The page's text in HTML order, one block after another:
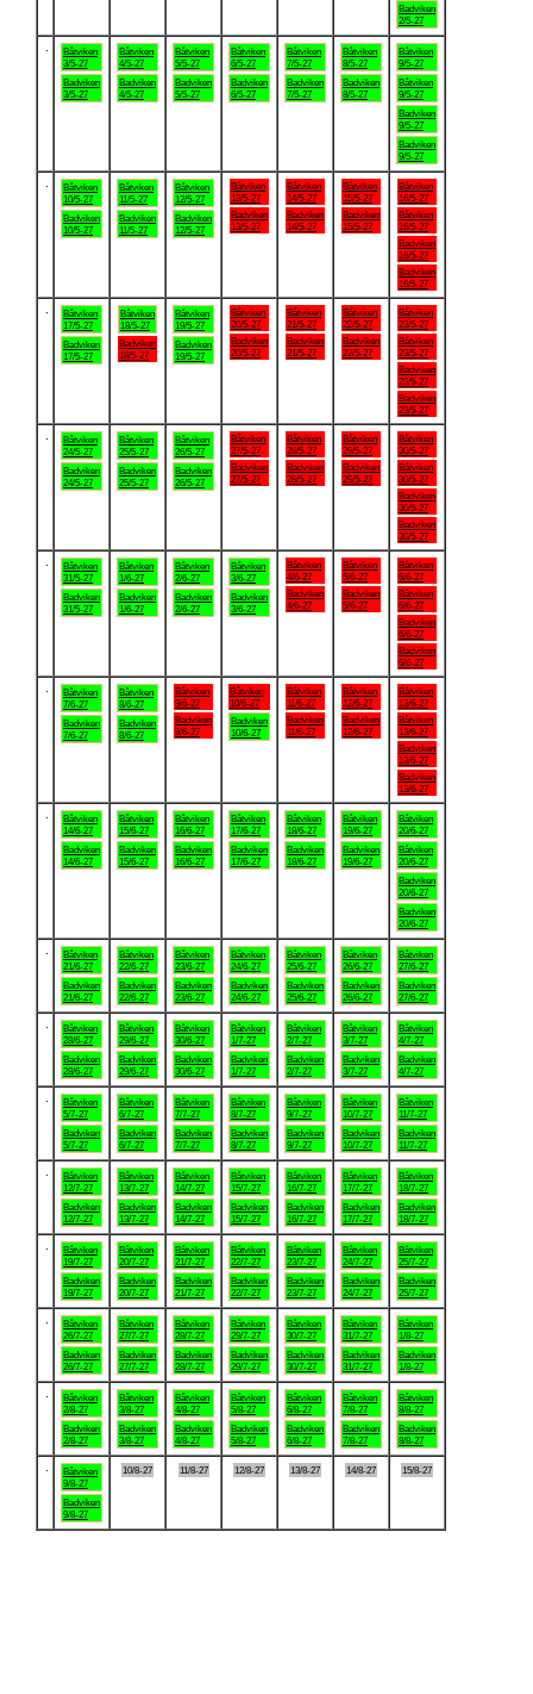
Badviken
2/5-27
Båtviken
3/5-27
Badviken
3/5-27
Båtviken
4/5-27
Badviken
4/5-27
Båtviken
5/5-27
Badviken
5/5-27
Båtviken
6/5-27
Badviken
6/5-27
Båtviken
7/5-27
Badviken
7/5-27
Båtviken
8/5-27
Badviken
8/5-27
Båtviken
9/5-27
Båtviken
9/5-27
Badviken
9/5-27
Badviken
9/5-27
Båtviken
10/5-27
Badviken
10/5-27
Båtviken
11/5-27
Badviken
11/5-27
Båtviken
12/5-27
Badviken
12/5-27
Båtviken
13/5-27
Badviken
13/5-27
Båtviken
14/5-27
Badviken
14/5-27
Båtviken
15/5-27
Badviken
15/5-27
Båtviken
16/5-27
Båtviken
16/5-27
Badviken
16/5-27
Badviken
16/5-27
Båtviken
17/5-27
Badviken
17/5-27
Båtviken
18/5-27
Badviken
18/5-27
Båtviken
19/5-27
Badviken
19/5-27
Båtviken
20/5-27
Badviken
20/5-27
Båtviken
21/5-27
Badviken
21/5-27
Båtviken
22/5-27
Badviken
22/5-27
Båtviken
23/5-27
Båtviken
23/5-27
Badviken
23/5-27
Badviken
23/5-27
Båtviken
24/5-27
Badviken
24/5-27
Båtviken
25/5-27
Badviken
25/5-27
Båtviken
26/5-27
Badviken
26/5-27
Båtviken
27/5-27
Badviken
27/5-27
Båtviken
28/5-27
Badviken
28/5-27
Båtviken
29/5-27
Badviken
29/5-27
Båtviken
30/5-27
Båtviken
30/5-27
Badviken
30/5-27
Badviken
30/5-27
Båtviken
31/5-27
Badviken
31/5-27
Båtviken
1/6-27
Badviken
1/6-27
Båtviken
2/6-27
Badviken
2/6-27
Båtviken
3/6-27
Badviken
3/6-27
Båtviken
4/6-27
Badviken
4/6-27
Båtviken
5/6-27
Badviken
5/6-27
Båtviken
6/6-27
Båtviken
6/6-27
Badviken
6/6-27
Badviken
6/6-27
Båtviken
7/6-27
Badviken
7/6-27
Båtviken
8/6-27
Badviken
8/6-27
Båtviken
9/6-27
Badviken
9/6-27
Båtviken
10/6-27
Badviken
10/6-27
Båtviken
11/6-27
Badviken
11/6-27
Båtviken
12/6-27
Badviken
12/6-27
Båtviken
13/6-27
Båtviken
13/6-27
Badviken
13/6-27
Badviken
13/6-27
Båtviken
14/6-27
Badviken
14/6-27
Båtviken
15/6-27
Badviken
15/6-27
Båtviken
16/6-27
Badviken
16/6-27
Båtviken
17/6-27
Badviken
17/6-27
Båtviken
18/6-27
Badviken
18/6-27
Båtviken
19/6-27
Badviken
19/6-27
Båtviken
20/6-27
Båtviken
20/6-27
Badviken
20/6-27
Badviken
20/6-27
Båtviken
21/6-27
Badviken
21/6-27
Båtviken
22/6-27
Badviken
22/6-27
Båtviken
23/6-27
Badviken
23/6-27
Båtviken
24/6-27
Badviken
24/6-27
Båtviken
25/6-27
Badviken
25/6-27
Båtviken
26/6-27
Badviken
26/6-27
Båtviken
27/6-27
Badviken
27/6-27
Båtviken
28/6-27
Badviken
28/6-27
Båtviken
29/6-27
Badviken
29/6-27
Båtviken
30/6-27
Badviken
30/6-27
Båtviken
1/7-27
Badviken
1/7-27
Båtviken
2/7-27
Badviken
2/7-27
Båtviken
3/7-27
Badviken
3/7-27
Båtviken
4/7-27
Badviken
4/7-27
Båtviken
5/7-27
Badviken
5/7-27
Båtviken
6/7-27
Badviken
6/7-27
Båtviken
7/7-27
Badviken
7/7-27
Båtviken
8/7-27
Badviken
8/7-27
Båtviken
9/7-27
Badviken
9/7-27
Båtviken
10/7-27
Badviken
10/7-27
Båtviken
11/7-27
Badviken
11/7-27
Båtviken
12/7-27
Badviken
12/7-27
Båtviken
13/7-27
Badviken
13/7-27
Båtviken
14/7-27
Badviken
14/7-27
Båtviken
15/7-27
Badviken
15/7-27
Båtviken
16/7-27
Badviken
16/7-27
Båtviken
17/7-27
Badviken
17/7-27
Båtviken
18/7-27
Badviken
18/7-27
Båtviken
19/7-27
Badviken
19/7-27
Båtviken
20/7-27
Badviken
20/7-27
Båtviken
21/7-27
Badviken
21/7-27
Båtviken
22/7-27
Badviken
22/7-27
Båtviken
23/7-27
Badviken
23/7-27
Båtviken
24/7-27
Badviken
24/7-27
Båtviken
25/7-27
Badviken
25/7-27
Båtviken
26/7-27
Badviken
26/7-27
Båtviken
27/7-27
Badviken
27/7-27
Båtviken
28/7-27
Badviken
28/7-27
Båtviken
29/7-27
Badviken
29/7-27
Båtviken
30/7-27
Badviken
30/7-27
Båtviken
31/7-27
Badviken
31/7-27
Båtviken
1/8-27
Badviken
1/8-27
Båtviken
2/8-27
Badviken
2/8-27
Båtviken
3/8-27
Badviken
3/8-27
Båtviken
4/8-27
Badviken
4/8-27
Båtviken
5/8-27
Badviken
5/8-27
Båtviken
6/8-27
Badviken
6/8-27
Båtviken
7/8-27
Badviken
7/8-27
Båtviken
8/8-27
Badviken
8/8-27
Båtviken
9/8-27
Badviken
9/8-27
10/8-27 11/8-27 12/8-27 13/8-27 14/8-27 15/8-27